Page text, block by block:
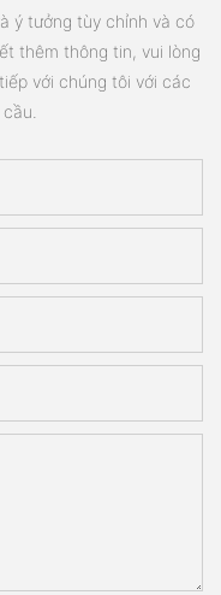
ý tưởng tùy chỉnh và có
thêm thông tin, vui lòng
với chúng tôi với các